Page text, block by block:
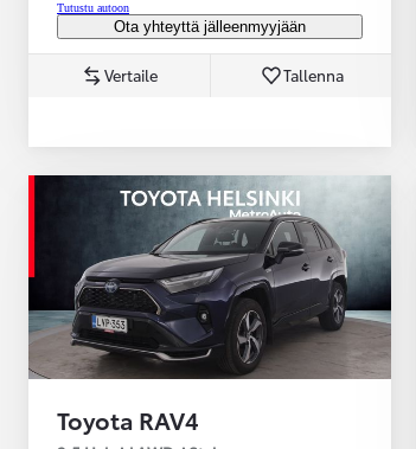
Tutustu autoon
Ota yhteyttä jälleenmyyjään
Vertaile Tallenna
Toyota RAV4